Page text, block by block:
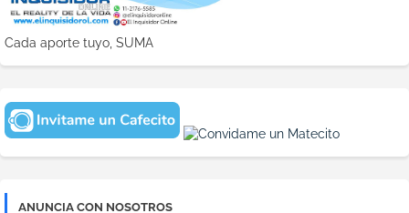
Cada aporte tuyo, SUMA
ANUNCIA CON NOSOTROS